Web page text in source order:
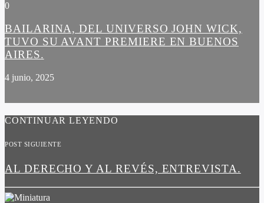
0
BAILARINA, DEL UNIVERSO JOHN WICK,
TUVO SU AVANT PREMIERE EN BUENOS
AIRES.
4 junio, 2025
CONTINUAR LEYENDO
POST SIGUIENTE
AL DERECHO Y AL REVÉS, ENTREVISTA.